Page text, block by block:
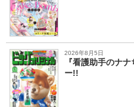
2026年8月5日
『看護助手のナ
ー!!